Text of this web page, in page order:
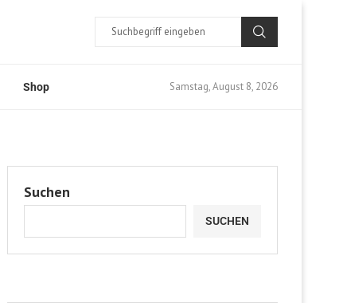
Shop Samstag, August 8, 2026
Suchen
SUCHEN